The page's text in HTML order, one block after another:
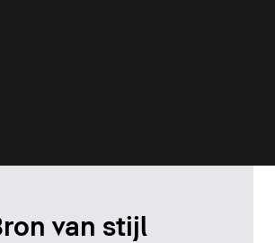
van stijl